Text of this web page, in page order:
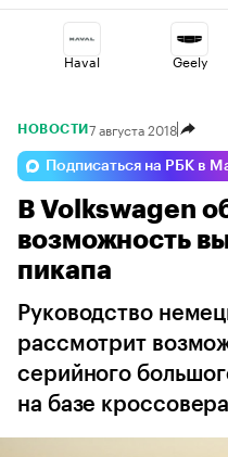
Haval Geely
Esteo Omoda
Jaecoo Voyah
НОВОСТИ 7 августа 2018
Подписаться на РБК в
В Volkswagen
возможность
пикапа
Руководство
рассмотрит
серийного
на базе